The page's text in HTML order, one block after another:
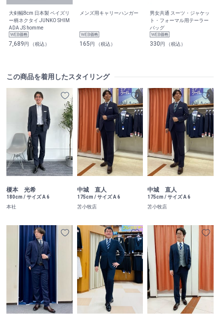
大剣幅8cm 日本製 ペイズリ
ー柄ネクタイ JUNKO SHIM
ADA JS homme
7,689円 （税込）
メンズ用キャリーハンガー
165円 （税込）
男女共通 スーツ・ジャケッ
ト・フォーマル用テーラー
バッグ
330円 （税込）
この商品を着用したスタイリング
榎本 光希
180cm / サイズ A 6
本社
中城 直人
175cm / サイズ A 6
苫小牧店
中城 直人
175cm / サイズ A 6
苫小牧店